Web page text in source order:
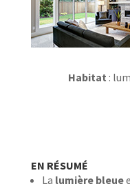
Habitat :
EN RÉSUMÉ
La lumière bleue